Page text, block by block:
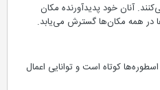
آنان خود پدیدآورنده مکان
در همه مکان‌ها گسترش می‌یابد.
کوتاه است و توانایی اعمال